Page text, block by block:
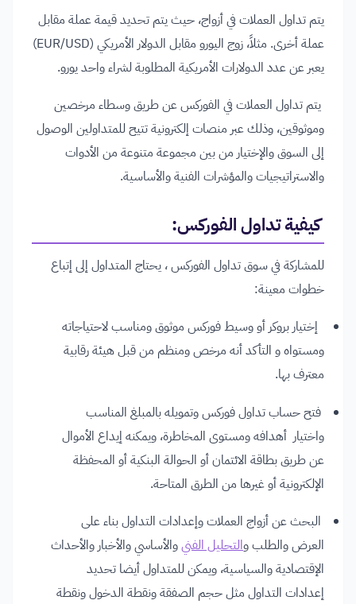
يتم تداول العملات في أزواج، حيث يتم تحديد قيمة عملة مقابل
عملة أخرى. مثلاً، زوج اليورو مقابل الدولار الأمريكي (EUR/USD)
يعبر عن عدد الدولارات الأمريكية المطلوبة لشراء واحد يورو.
يتم تداول العملات في الفوركس عن طريق وسطاء مرخصين
وموثوقين، وذلك عبر منصات إلكترونية تتيح للمتداولين الوصول
إلى السوق والإختيار من بين مجموعة متنوعة من الأدوات
والاستراتيجيات والمؤشرات الفنية والأساسية.
كيفية تداول الفوركس:
للمشاركة في سوق تداول الفوركس ، يحتاج المتداول إلى إتباع
خطوات معينة:
إختيار بروكر أو وسيط فوركس موثوق ومناسب لاحتياجاته
ومستواه و التأكد أنه مرخص ومنظم من قبل هيئة رقابية
معترف بها.
فتح حساب تداول فوركس وتمويله بالمبلغ المناسب
واختيار أهدافه ومستوى المخاطرة، ويمكنه إيداع الأموال
عن طريق بطاقة الائتمان أو الحوالة البنكية أو المحفظة
الإلكترونية أو غيرها من الطرق المتاحة.
البحث عن أزواج العملات وإعدادات التداول بناء على
العرض والطلب والتحليل الفنيوالأساسي والأخبار والأحداث
الإقتصادية والسياسية، ويمكن للمتداول أيضا تحديد
إعدادات التداول مثل حجم الصفقة ونقطة الدخول ونقطة